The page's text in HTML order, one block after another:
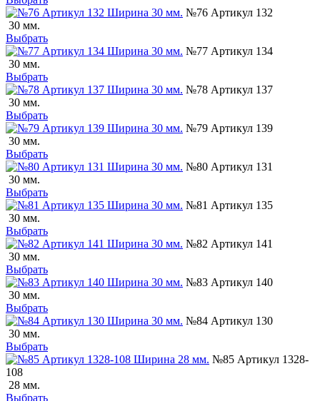
№76 Артикул 132
30 мм.
Выбрать
№77 Артикул 134
30 мм.
Выбрать
№78 Артикул 137
30 мм.
Выбрать
№79 Артикул 139
30 мм.
Выбрать
№80 Артикул 131
30 мм.
Выбрать
№81 Артикул 135
30 мм.
Выбрать
№82 Артикул 141
30 мм.
Выбрать
№83 Артикул 140
30 мм.
Выбрать
№84 Артикул 130
30 мм.
Выбрать
№85 Артикул 1328-
108
28 мм.
Выбрать